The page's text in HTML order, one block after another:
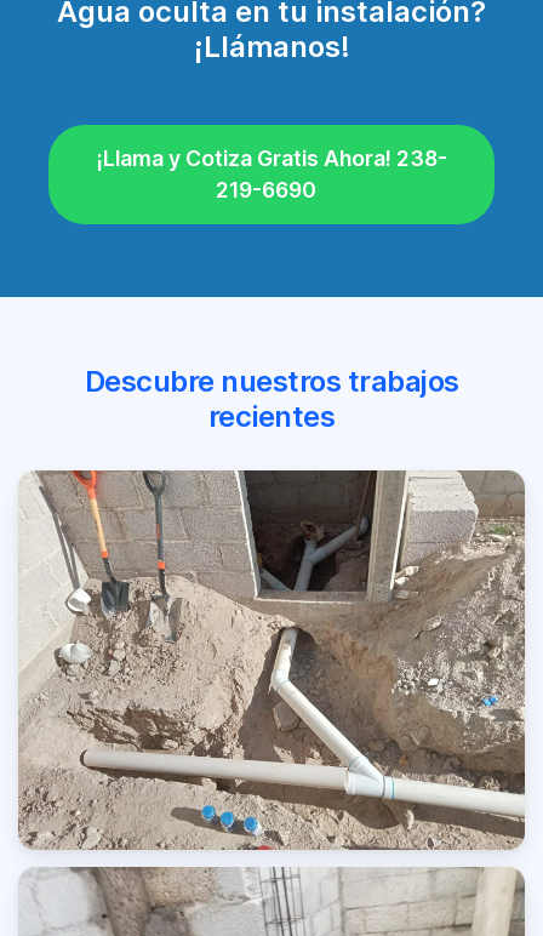
Agua oculta en tu instalación?
¡Llámanos!
¡Llama y Cotiza Gratis Ahora! 238-
219-6690
Descubre nuestros trabajos
recientes